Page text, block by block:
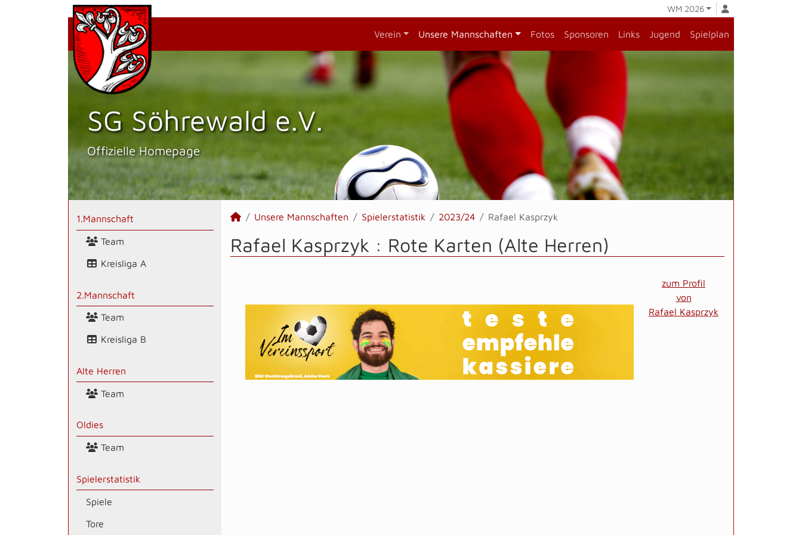
WM 2026
Verein Unsere Mannschaften Fotos Sponsoren Links Jugend Spielplan
SG Söhrewald e.V.
Offizielle Homepage
1.Mannschaft
Team
Kreisliga A
2.Mannschaft
Team
Kreisliga B
Alte Herren
Team
Oldies
Team
Spielerstatistik
Spiele
Tore
Unsere Mannschaften Spielerstatistik 2023/24 Rafael Kasprzyk
Rafael Kasprzyk : Rote Karten (Alte Herren)
zum Profil
von
Rafael Kasprzyk